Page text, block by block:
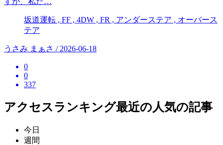
坂道運転 , FF , 4DW , FR , アンダーステア , オーバース
テア
うさみ まぁさ / 2026-06-18
0
0
337
アクセスランキング最近の人気の記事
今日
週間